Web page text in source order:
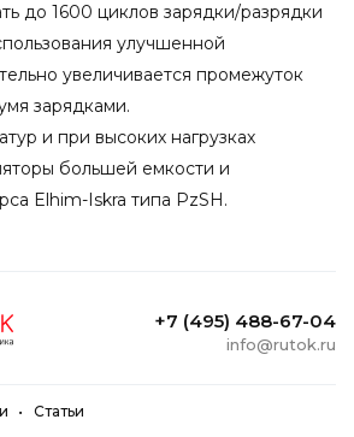
до 1600 циклов зарядки/разрядки
улучшенной
увеличивается промежуток
зарядками.
и при высоких нагрузках
большей емкости и
Elhim-Iskra типа PzSH.
+7 (495) 488-67-04
info@rutok.ru
Статьи